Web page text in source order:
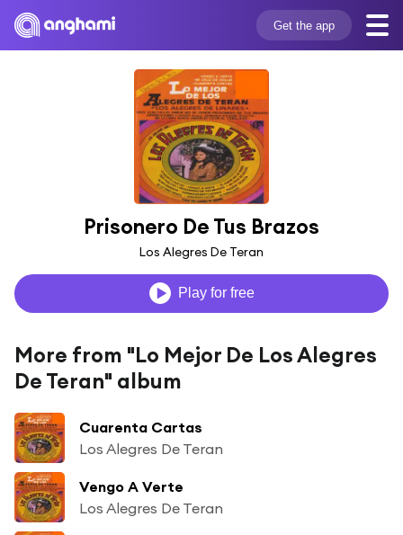
Get the app
Prisonero De Tus Brazos
Los Alegres De Teran
Play for free
More from "Lo Mejor De Los Alegres
De Teran" album
Cuarenta Cartas
Los Alegres De Teran
Vengo A Verte
Los Alegres De Teran